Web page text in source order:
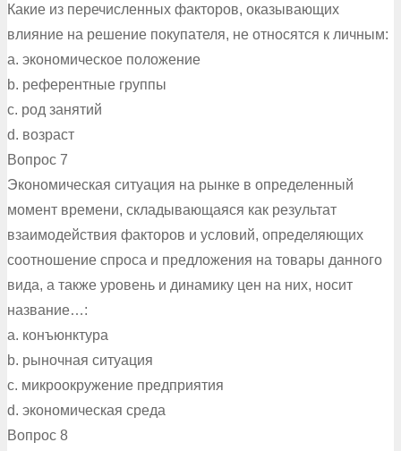
Какие из перечисленных факторов, оказывающих
влияние на решение покупателя, не относятся к личным:
a. экономическое положение
b. референтные группы
c. род занятий
d. возраст
Вопрос 7
Экономическая ситуация на рынке в определенный
момент времени, складывающаяся как результат
взаимодействия факторов и условий, определяющих
соотношение спроса и предложения на товары данного
вида, а также уровень и динамику цен на них, носит
название…:
a. конъюнктура
b. рыночная ситуация
c. микроокружение предприятия
d. экономическая среда
Вопрос 8